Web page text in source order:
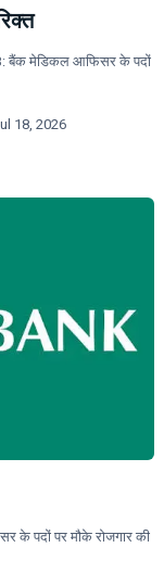
बैंक मेडिकल आफिसर के पदों
18, 2026
के पदों पर मौके रोजगार की